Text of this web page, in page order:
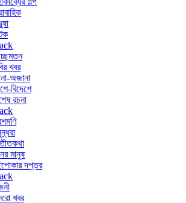
খবর
অজানা
বিদেশে
রচনা
মানুষ
দপ্তর
খবর